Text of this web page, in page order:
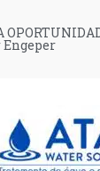
Engeper